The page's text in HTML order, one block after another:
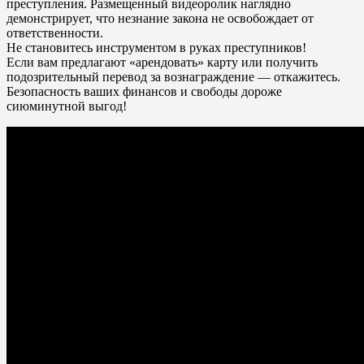
преступления. Размещенный видеоролик наглядно
демонстрирует, что незнание закона не освобождает от
ответственности.
Не становитесь инструментом в руках преступников!
Если вам предлагают «арендовать» карту или получить
подозрительный перевод за вознаграждение — откажитесь.
Безопасность ваших финансов и свободы дороже
сиюминутной выгод!